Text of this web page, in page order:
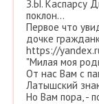
З.Ы. Каспарсу
поклон...
Первое что
дочке
https://
"Милая моя
От нас Вам с
Латышский
Но Вам пора, -